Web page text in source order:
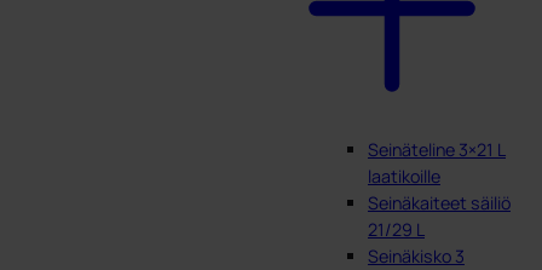
Seinäteline 3×21 L
laatikoille
Seinäkaiteet säiliö
21/29 L
Seinäkisko 3